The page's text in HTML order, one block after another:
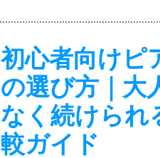
初心者向けピ
の選び方｜大
なく続けられ
較ガイド